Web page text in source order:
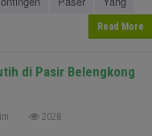
Read More
di Pasir Belengkong
2028